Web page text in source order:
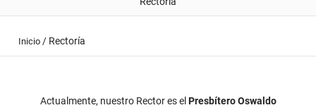
Inicio / Rectoría
Actualmente, nuestro Rector es el Presbítero Oswaldo